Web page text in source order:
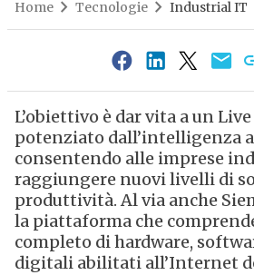
Home Tecnologie Industrial IT
L’obiettivo è dar vita a un
potenziato dall’intelligenza
consentendo alle imprese
raggiungere nuovi livelli di
produttività. Al via anche
la piattaforma che
completo di hardware,
digitali abilitati all’Internet